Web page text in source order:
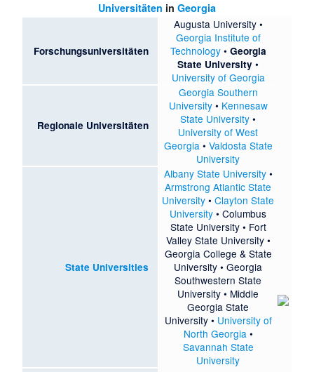
Universitäten in Georgia
Forschungsuniversitäten
Augusta University•
Georgia Institute of
Technology• Georgia
State University •
University of Georgia
Regionale Universitäten
Georgia Southern
University• Kennesaw
State University •
University of West
Georgia • Valdosta State
University
State Universities
Albany State University•
Armstrong Atlantic State
University •Clayton State
University •Columbus
State University• Fort
Valley State University•
Georgia College & State
University •Georgia
Southwestern State
University • Middle
Georgia State
University• University of
North Georgia •
Savannah State
University